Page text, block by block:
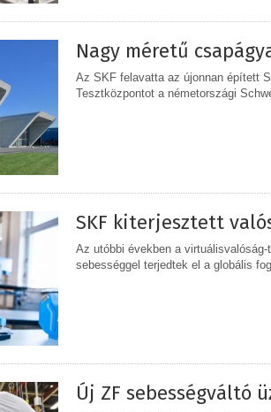
Nagy méretű
Az SKF felavatta az újonnan épített
Tesztközpontot a németországi
SKF kiterjesztett
Az utóbbi években a virtuálisvalóság-
sebességgel terjedtek el a globális
Új ZF sebességváltó